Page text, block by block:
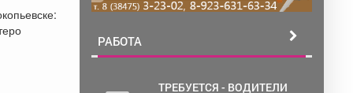
РАБОТА
ТРЕБУЕТСЯ - ВОДИТЕЛИ